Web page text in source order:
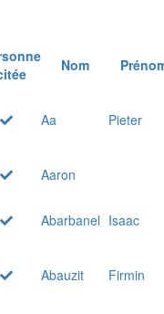
Nom
Aa Pieter
Aaron
Abarbanel Isaac
Abauzit
Firmin